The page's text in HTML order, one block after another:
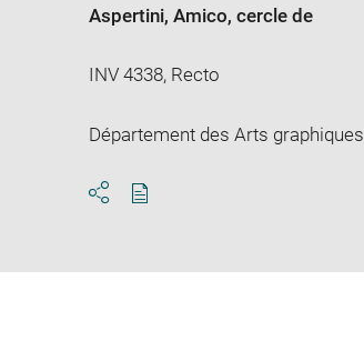
Aspertini, Amico, cercle de
INV 4338, Recto
Département des Arts graphiques